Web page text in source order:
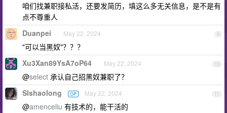
咱们找兼职接私活，还要发简历，填这么多无关信息，是不是有
点不尊重人
9
Duanpei May 22, 2024
"可以当黑奴"？？？
10
Xu3Xan89YsA7oP64 May 22, 2024
@select 承认自己招黑奴兼职了？
11
Slshaolong OP May 22, 2024
@amenceliu 有技术的，能干活的